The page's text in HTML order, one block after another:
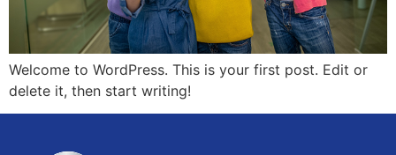
Welcome to WordPress. This is your first post. Edit or
delete it, then start writing!